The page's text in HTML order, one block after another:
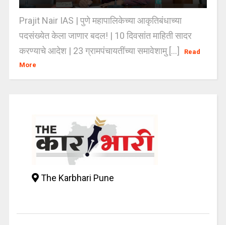
Prajit Nair IAS | पुणे महापालिकेच्या आकृतिबंधाच्या
पदसंख्येत केला जाणार बदल! | 10 दिवसांत माहिती सादर
करण्याचे आदेश | 23 ग्रामपंचायतींच्या समावेशामु [...]
Read
More
The Karbhari Pune